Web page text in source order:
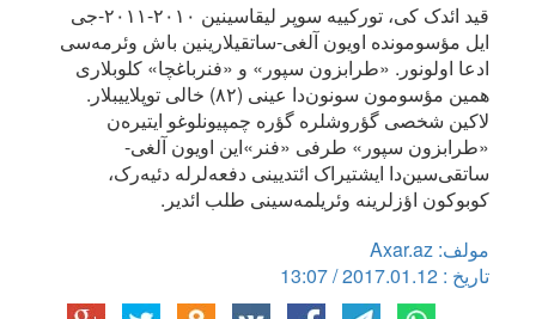
قید ائدک کی، تورکییه سوپر لیقاسینین ۲۰۱۰-۲۰۱۱-جی
ایل مؤسومونده اویون آلغی-ساتقیلارینین باش وئرمه‌سی
ادعا اولونور. «طرابزون سپور» و «فنرباغچا» کلوبلاری
همین مؤسومون سونون‌دا عینی (۸۲) خالی توپلاییبلار.
لاکین شخصی گؤروشلره گؤره چمپیونلوغو ایتیره‌ن
«طرابزون سپور» طرفی «فنر»این اویون آلغی-
ساتقی‌سین‌دا ایشتیراک ائتدیینی دفعه‌لرله دئیه‌رک،
کوبوکون اؤزلرینه وئریلمه‌سینی طلب ائدیر.
مولف: Axar.az
تاریخ : 2017.01.12 / 13:07